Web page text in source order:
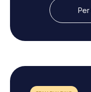
Dopo una
potete continuare a
Giardino Botanico di
perfetto per
la fresca brezza
sul Mediterraneo. Che